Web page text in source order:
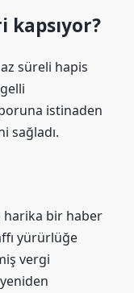
kapsıyor?
süreli hapis
istinaden
sağladı.
harika bir haber
yürürlüğe
vergi